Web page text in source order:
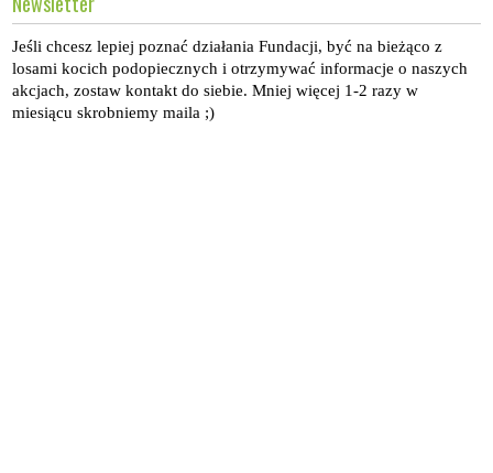
Jeśli chcesz lepiej poznać działania Fundacji, być na bieżąco z
losami kocich podopiecznych i otrzymywać informacje o naszych
akcjach, zostaw kontakt do siebie. Mniej więcej 1-2 razy w
miesiącu skrobniemy maila ;)